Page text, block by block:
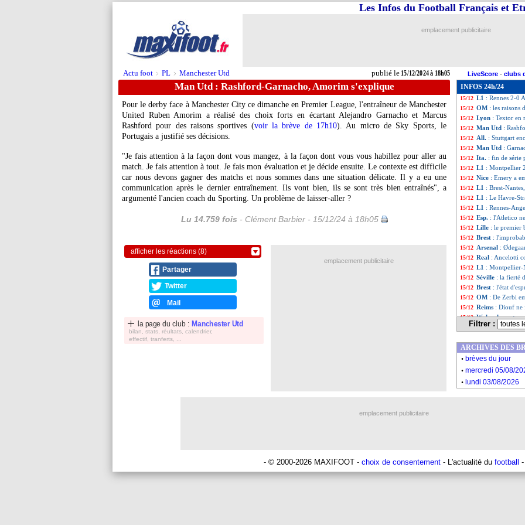
Actu foot > PL > Manchester Utd publié le15/12/2024 à 18h05
Les Infos du Football Français et
emplacement publicitaire
LiveScore - clubs
Man Utd : Rashford-Garnacho, Amorim s'explique
Pour le derby face à Manchester City ce dimanche en Premier League, l'entraîneur de Manchester
United Ruben Amorim a réalisé des choix forts en écartant Alejandro Garnacho et Marcus
Rashford pour des raisons sportives (voir la brève de 17h10). Au micro de Sky Sports, le
Portugais a justifié ses décisions.
"Je fais attention à la façon dont vous mangez, à la façon dont vous vous habillez pour aller au
match. Je fais attention à tout. Je fais mon évaluation et je décide ensuite. Le contexte est difficile
car nous devons gagner des matchs et nous sommes dans une situation délicate. Il y a eu une
communication après le dernier entraînement. Ils vont bien, ils se sont très bien entraînés", a
argumenté l'ancien coach du Sporting. Un problème de laisser-aller ?
Lu 14.759 fois - Clément Barbier - 15/12/24 à 18h05
afficher les réactions (8)
Partager
Twitter
Mail
la page du club : Manchester Utd
bilan, stats, réultats, calendrier,
effectif, tranferts, ...
INFOS 24h/24
15/12 Al Hilal :
15/12 Ita.: la Roma
15/12 L1: Brest 4-1
15/12 L1: Le Havre 0-
15/12 L1 : Rennes 2-0
15/12 OM : les raisons
15/12 Lyon : Textor en
15/12 Man Utd :
15/12 All. : Stuttgart
15/12 Man Utd :
15/12 Ita. : fin de série
15/12 L1 : Montpellier
15/12 Nice : Emery a
15/12 L1 : Brest-
15/12 L1 : Le Havre-
15/12 L1 : Rennes-
15/12 Esp. : l'Atletico
15/12 Lille : le premier
15/12 Brest :
15/12 Arsenal :
15/12 Real : Ancelotti
15/12 L1 : Montpellier-
15/12 Séville : la fierté
15/12 Brest : l'état
15/12 OM : De Zerbi
15/12 Reims : Diouf ne
15/12 Wolverhampton
15/12 Lyon : M. Fofana
15/12 L1: David élu
15/12 Liverpool: 100
PSG: menace
15/12 Man City:
Filtrer :
emplacement publicitaire
ARCHIVES DES
. brèves du jour
. mercredi 05/08/
. lundi 03/08/2026
emplacement publicitaire
- © 2000-2026 MAXIFOOT - choix de consentement - L'actualité du football -